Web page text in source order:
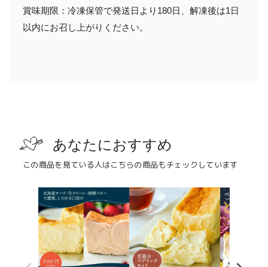
賞味期限：冷凍保管で発送日より180日、解凍後は1日
以内にお召し上がりください。
あなたにおすすめ
この商品を見ている人はこちらの商品もチェックしています